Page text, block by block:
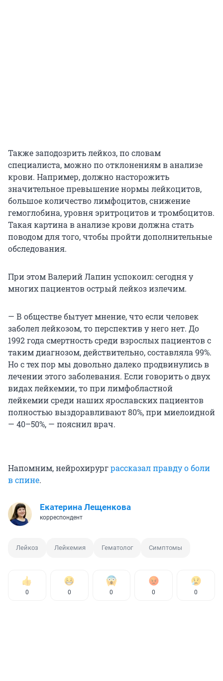
Также заподозрить лейкоз, по словам
специалиста, можно по отклонениям в анализе
крови. Например, должно насторожить
значительное превышение нормы лейкоцитов,
большое количество лимфоцитов, снижение
гемоглобина, уровня эритроцитов и тромбоцитов.
Такая картина в анализе крови должна стать
поводом для того, чтобы пройти дополнительные
обследования.
При этом Валерий Лапин успокоил: сегодня у
многих пациентов острый лейкоз излечим.
— В обществе бытует мнение, что если человек
заболел лейкозом, то перспектив у него нет. До
1992 года смертность среди взрослых пациентов с
таким диагнозом, действительно, составляла 99%.
Но с тех пор мы довольно далеко продвинулись в
лечении этого заболевания. Если говорить о двух
видах лейкемии, то при лимфобластной
лейкемии среди наших ярославских пациентов
полностью выздоравливают 80%, при миелоидной
— 40–50%, — пояснил врач.
Напомним, нейрохирурграссказал правду о боли
в спине.
Екатерина Лещенкова
корреспондент
Лейкоз Лейкемия Гематолог Симптомы
0 0 0 0 0